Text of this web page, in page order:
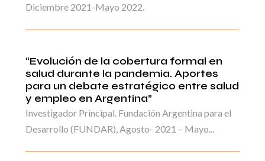
Diciembre 2021-Mayo 2022.
“Evolución de la cobertura formal en
salud durante la pandemia. Aportes
para un debate estratégico entre salud
y empleo en Argentina”
Investigador Principal. Fundación Argentina para el
Desarrollo (FUNDAR), Agosto- 2021 – Mayo...